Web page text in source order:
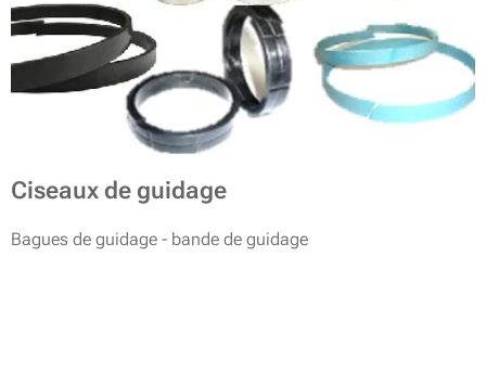
Ciseaux de guidage
Bagues de guidage - bande de guidage